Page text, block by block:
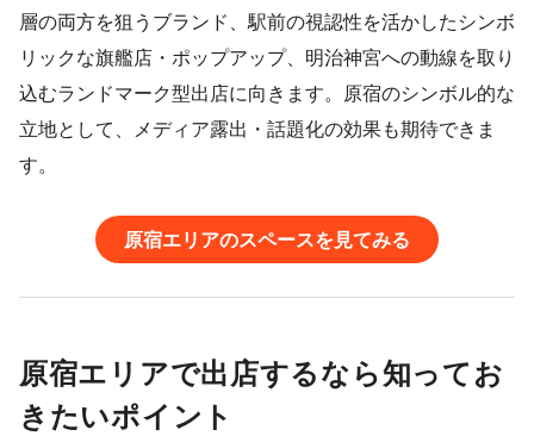
層の両方を狙うブランド、駅前の視認性を活かしたシンボ
リックな旗艦店・ポップアップ、明治神宮への動線を取り
込むランドマーク型出店に向きます。原宿のシンボル的な
立地として、メディア露出・話題化の効果も期待できま
す。
原宿エリアのスペースを見てみる
原宿エリアで出店するなら知ってお
きたいポイント